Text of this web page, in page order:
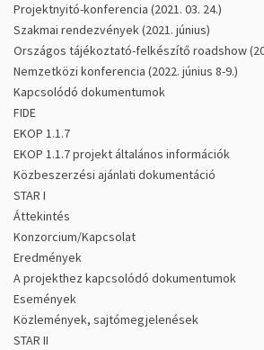
Projektnyitó-konferencia (2021. 03. 24.)
Szakmai rendezvények (2021. június)
Országos tájékoztató-felkészítő roadshow
Nemzetközi konferencia (2022. június 8-9.)
Kapcsolódó dokumentumok
FIDE
EKOP 1.1.7
EKOP 1.1.7 projekt általános információk
Közbeszerzési ajánlati dokumentáció
STAR I
Áttekintés
Konzorcium/Kapcsolat
Eredmények
A projekthez kapcsolódó dokumentumok
Események
Közlemények, sajtómegjelenések
STAR II